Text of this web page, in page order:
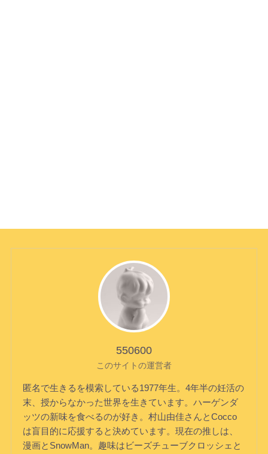
550600
このサイトの運営者
匿名で生きるを模索している1977年生。4年半の妊活の
末、授からなかった世界を生きています。ハーゲンダ
ッツの新味を食べるのが好き。村山由佳さんとCocco
は盲目的に応援すると決めています。現在の推しは、
漫画とSnowMan。趣味はビーズチューブクロッシェと